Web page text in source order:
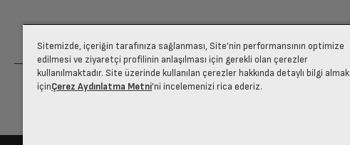
Sitemizde, içeriğin tarafınıza sağlanması, Site’nin performansının optimize
edilmesi ve ziyaretçi profilinin anlaşılması için gerekli olan çerezler
kullanılmaktadır. Site üzerinde kullanılan çerezler hakkında detaylı bilgi almak
içinÇerez Aydınlatma Metni’ni incelemenizi rica ederiz.